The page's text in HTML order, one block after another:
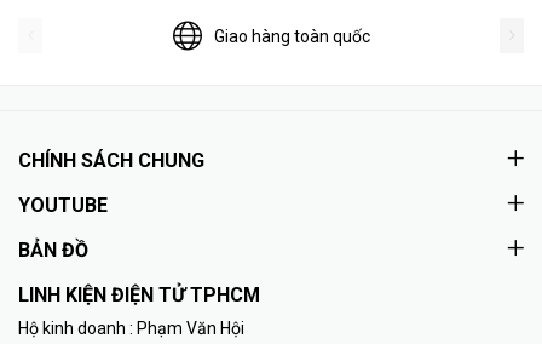
Giao hàng toàn quốc
CHÍNH SÁCH CHUNG
YOUTUBE
BẢN ĐỒ
LINH KIỆN ĐIỆN TỬ TPHCM
Hộ kinh doanh : Phạm Văn Hội